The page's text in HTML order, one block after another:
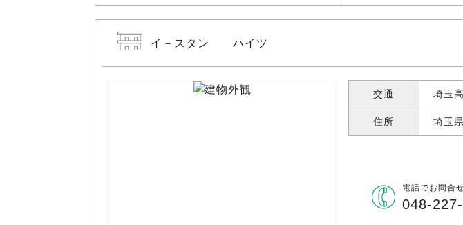
イ－スタン ハイツ
交通 埼玉
住所 埼玉
電話でお問合
048-